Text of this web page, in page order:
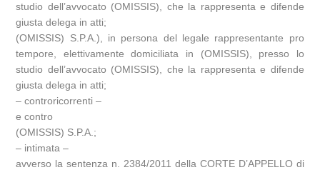
studio dell’avvocato (OMISSIS), che la rappresenta e difende
giusta delega in atti;
(OMISSIS) S.P.A.), in persona del legale rappresentante pro
tempore, elettivamente domiciliata in (OMISSIS), presso lo
studio dell’avvocato (OMISSIS), che la rappresenta e difende
giusta delega in atti;
– controricorrenti –
e contro
(OMISSIS) S.P.A.;
– intimata –
avverso la sentenza n. 2384/2011 della CORTE D’APPELLO di